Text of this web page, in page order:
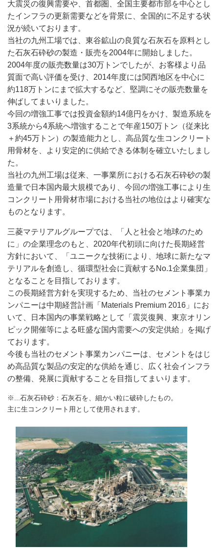
大震災の復興需要や、首都圏、全国主要都市部を中心とし
たインフラの更新需要などを背景に、全国的に不足する状
況が続いております。
当社の九州工場では、東谷鉱山の良質な石灰石を原料とし
た石灰石砕砂の製造・販売を2004年に開始しました。
2004年度の販売数量は30万トンでしたが、お客様より品
質面で高い評価を受け、2014年度には関西地区を中心に
約118万トンにまで拡大するなど、堅調にその販売数量を
伸ばしてまいりました。
今回の増強工事では投資金額約14億円をかけ、製造系統を
3系統から4系統へ増強することで年産150万トン（従来比
＋約45万トン）の製造能力とし、高品質な生コンクリート
用骨材を、より安定的に供給できる体制を確立いたしまし
た。
当社の九州工場は従来、一事業所における石灰石砕砂の製
造量で日本国内最大規模であり、今回の増強工事により生
コンクリート用骨材市場における当社の地位はより確実な
ものとなります。
三菱マテリアルグループでは、「人と社会と地球のため
に」の企業理念のもと、2020年代初頭に向けた長期経営
方針において、「ユニークな技術により、地球に新たなマ
テリアルを創造し、循環型社会に貢献するNo.1企業集団」
となることを目指しております。
この長期経営方針を実現するため、当社のセメント事業カ
ンパニーは中期経営計画「Materials Premium 2016」にお
いて、日本国内の事業戦略として「震災復興、東京オリン
ピック開催等による旺盛な国内需要への安定供給」を掲げ
ております。
今後も当社のセメント事業カンパニーは、セメントをはじ
め高品質な製品の安定的な供給を通じ、広く社会インフラ
の整備、発展に貢献することを目指してまいります。
※... 石灰石砕砂：石灰石を、細かい粒に破砕したもの。
主に生コンクリート用として使用されます。